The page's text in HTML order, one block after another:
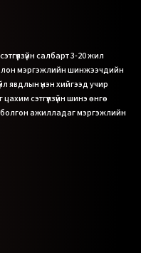
салбарт 3-20 жил
мэргэжлийн шинжээчдийн
явдлын үнэн хийгээд учир
сэтгүүлзүйн шинэ өнгө
ажилладаг мэргэжлийн